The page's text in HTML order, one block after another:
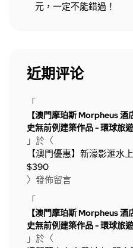
元，一定不能錯過！
近期评论
「
【澳門摩珀斯 Morpheus 酒
史無前例建築作品 - 環球旅
」於〈
【澳門優惠】新濠影滙水
$390
〉發佈留言
「
【澳門摩珀斯 Morpheus 酒
史無前例建築作品 - 環球旅
」於〈